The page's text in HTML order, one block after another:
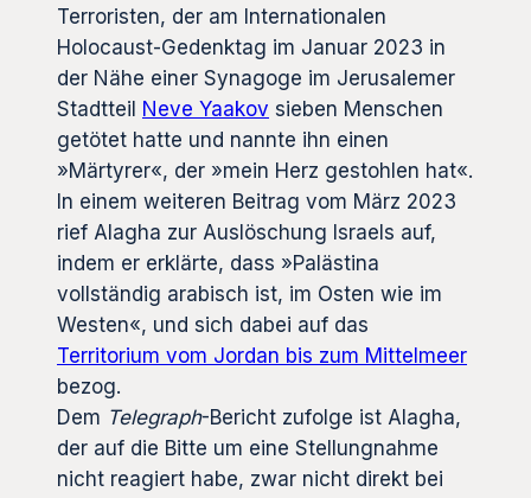
Terroristen, der am Internationalen
Holocaust-Gedenktag im Januar 2023 in
der Nähe einer Synagoge im Jerusalemer
Stadtteil Neve Yaakov sieben Menschen
getötet hatte und nannte ihn einen
»Märtyrer«, der »mein Herz gestohlen hat«.
In einem weiteren Beitrag vom März 2023
rief Alagha zur Auslöschung Israels auf,
indem er erklärte, dass »Palästina
vollständig arabisch ist, im Osten wie im
Westen«, und sich dabei auf das
Territorium vom Jordan bis zum Mittelmeer
bezog.
Dem Telegraph-Bericht zufolge ist Alagha,
der auf die Bitte um eine Stellungnahme
nicht reagiert habe, zwar nicht direkt bei